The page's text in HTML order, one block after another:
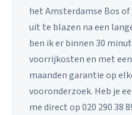
het Amsterdamse Bos
uit te blazen na een
ben ik er binnen 30
voorrijkosten en met
maanden garantie op
vooronderzoek. Heb je
me direct op 020 290 38